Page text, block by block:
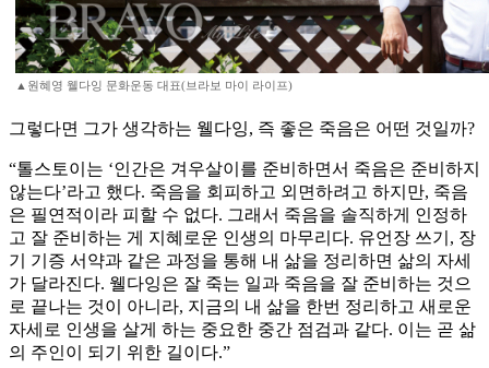
▲원혜영 웰다잉 문화운동 대표(브라보 마이 라이프)
그렇다면 그가 생각하는 웰다잉, 즉 좋은 죽음은 어떤 것일까?
“톨스토이는 ‘인간은 겨우살이를 준비하면서 죽음은 준비하지
않는다’라고 했다. 죽음을 회피하고 외면하려고 하지만, 죽음
은 필연적이라 피할 수 없다. 그래서 죽음을 솔직하게 인정하
고 잘 준비하는 게 지혜로운 인생의 마무리다. 유언장 쓰기, 장
기 기증 서약과 같은 과정을 통해 내 삶을 정리하면 삶의 자세
가 달라진다. 웰다잉은 잘 죽는 일과 죽음을 잘 준비하는 것으
로 끝나는 것이 아니라, 지금의 내 삶을 한번 정리하고 새로운
자세로 인생을 살게 하는 중요한 중간 점검과 같다. 이는 곧 삶
의 주인이 되기 위한 길이다.”